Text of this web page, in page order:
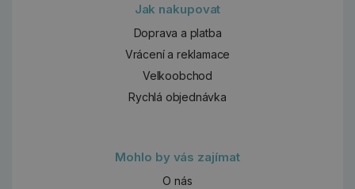
Jak nakupovat
Doprava a platba
Vrácení a reklamace
Velkoobchod
Rychlá objednávka
Mohlo by vás zajímat
O nás